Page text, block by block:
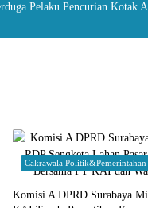
Pelaku Pencurian Kotak
Cakrawala Politik&Pemerintahan
Komisi A DPRD Surabaya